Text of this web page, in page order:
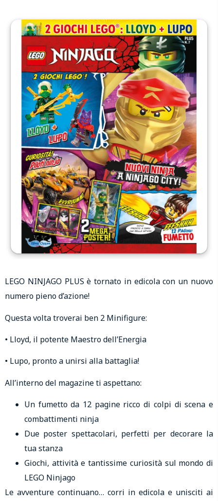
LEGO NINJAGO PLUS è tornato in edicola con un nuovo
numero pieno d’azione!
Questa volta troverai ben 2 Minifigure:
• Lloyd, il potente Maestro dell’Energia
• Lupo, pronto a unirsi alla battaglia!
All’interno del magazine ti aspettano:
Un fumetto da 12 pagine ricco di colpi di scena e
combattimenti ninja
Due poster spettacolari, perfetti per decorare la
tua stanza
Giochi, attività e tantissime curiosità sul mondo di
LEGO Ninjago
Le avventure continuano… corri in edicola e unisciti ai